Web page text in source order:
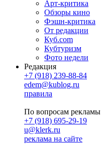
Арт-критика
Обзоры кино
Фэшн-критика
От редакции
Куб.com
Кубтуризм
Фото недели
Редакция
+7 (918) 239-88-84
edem@kublog.ru
правила
По вопросам рекламы
+7 (918) 695-29-19
u@klerk.ru
реклама на сайте